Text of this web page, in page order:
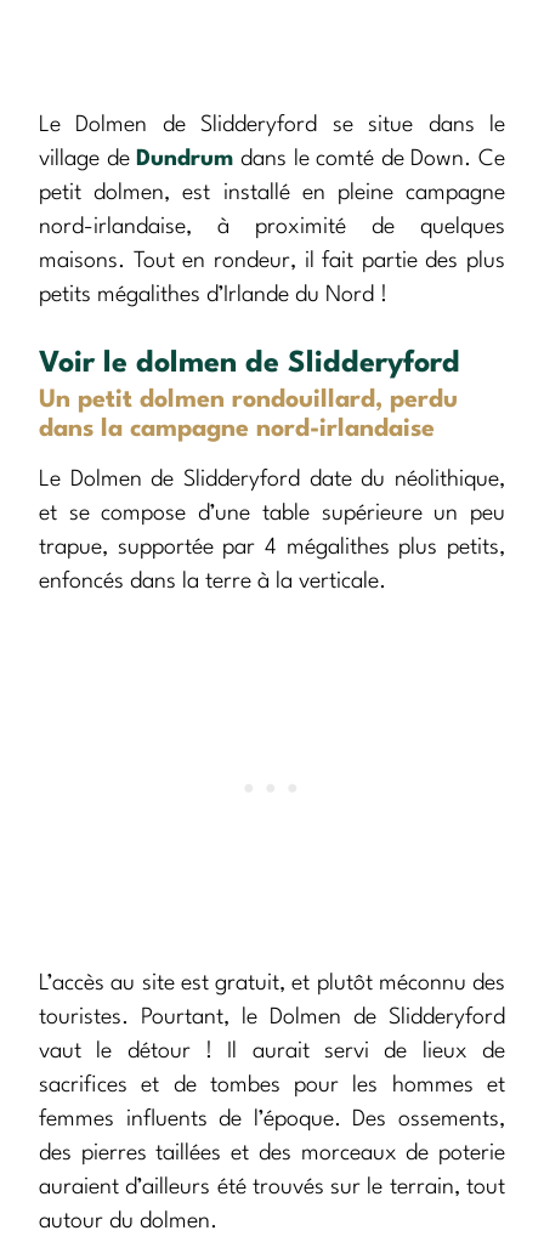
Le Dolmen de Slidderyford se situe dans le
village de Dundrum dans le comté de Down. Ce
petit dolmen, est installé en pleine campagne
nord-irlandaise, à proximité de quelques
maisons. Tout en rondeur, il fait partie des plus
petits mégalithes d’Irlande du Nord !
Voir le dolmen de Slidderyford
Un petit dolmen rondouillard, perdu
dans la campagne nord-irlandaise
Le Dolmen de Slidderyford date du néolithique,
et se compose d’une table supérieure un peu
trapue, supportée par 4 mégalithes plus petits,
enfoncés dans la terre à la verticale.
L’accès au site est gratuit, et plutôt méconnu des
touristes. Pourtant, le Dolmen de Slidderyford
vaut le détour ! Il aurait servi de lieux de
sacrifices et de tombes pour les hommes et
femmes influents de l’époque. Des ossements,
des pierres taillées et des morceaux de poterie
auraient d’ailleurs été trouvés sur le terrain, tout
autour du dolmen.